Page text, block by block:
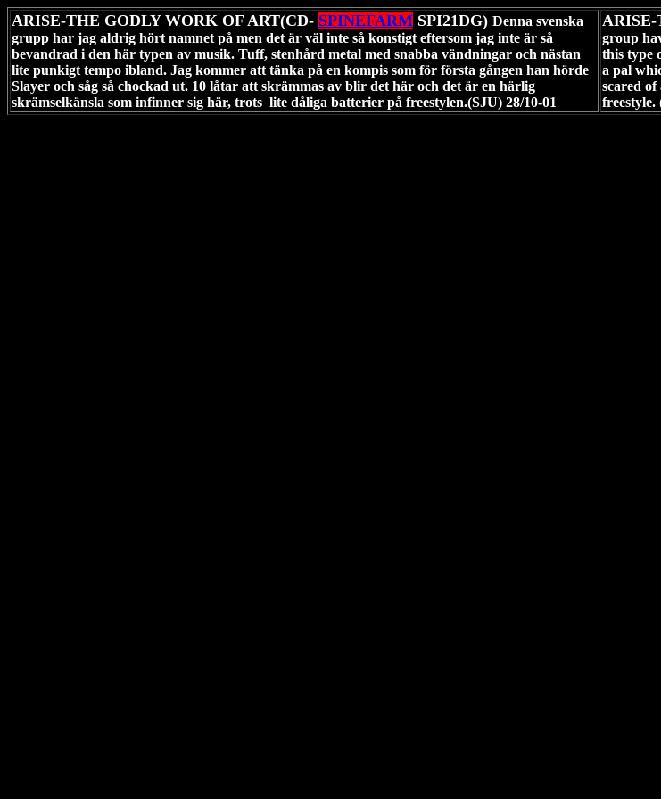
ARISE-THE GODLY WORK OF ART(CD- SPINEFARM SPI21DG) Denna svenska
grupp har jag aldrig hört namnet på men det är väl inte så konstigt eftersom jag inte är så
bevandrad i den här typen av musik. Tuff, stenhård metal med snabba vändningar och nästan
lite punkigt tempo ibland. Jag kommer att tänka på en kompis som för första gången han hörde
Slayer och såg så chockad ut. 10 låtar att skrämmas av blir det här och det är en härlig
skrämselkänsla som infinner sig här, trots lite dåliga batterier på freestylen.(SJU) 28/10-01
ARISE-
group
this type
a pal
scared
freestyle.